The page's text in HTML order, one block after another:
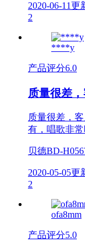
2020-06-11更
2
****y
产品评分6.0
质量很差
质量很差，
有，唱歌非
贝德BD-
2020-05-05更
2
ofa8mm
产品评分5.0